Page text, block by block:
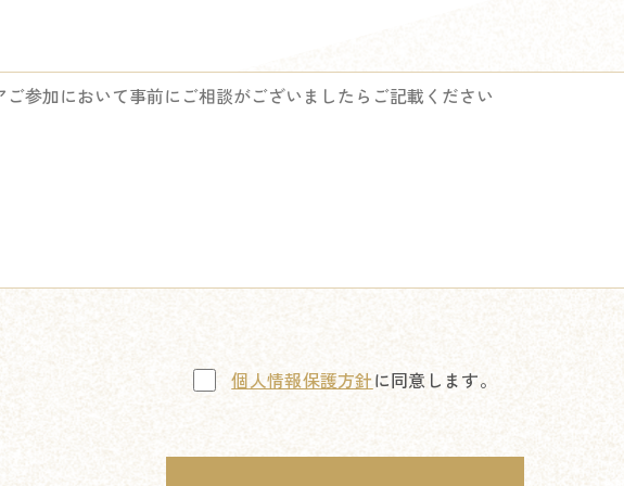
個人情報保護方針に同意します。